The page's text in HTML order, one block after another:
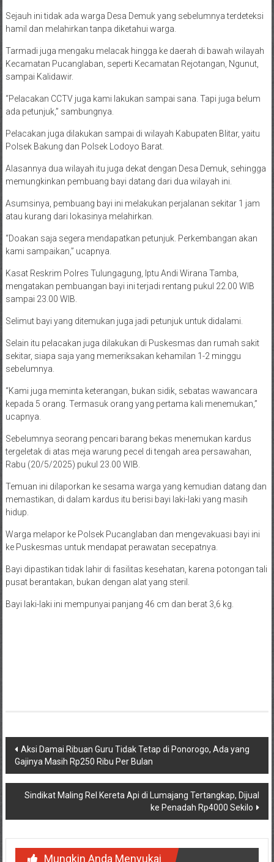
Sejauh ini tidak ada warga Desa Demuk yang sebelumnya terdeteksi
hamil dan melahirkan tanpa diketahui warga.
Tarmadi juga mengaku melacak hingga ke daerah di bawah wilayah
Kecamatan Pucanglaban, seperti Kecamatan Rejotangan, Ngunut,
sampai Kalidawir.
“Pelacakan CCTV juga kami lakukan sampai sana. Tapi juga belum
ada petunjuk,” sambungnya.
Pelacakan juga dilakukan sampai di wilayah Kabupaten Blitar, yaitu
Polsek Bakung dan Polsek Lodoyo Barat.
Alasannya dua wilayah itu juga dekat dengan Desa Demuk, sehingga
memungkinkan pembuang bayi datang dari dua wilayah ini.
Asumsinya, pembuang bayi ini melakukan perjalanan sekitar 1 jam
atau kurang dari lokasinya melahirkan.
“Doakan saja segera mendapatkan petunjuk. Perkembangan akan
kami sampaikan,” ucapnya.
Kasat Reskrim Polres Tulungagung, Iptu Andi Wirana Tamba,
mengatakan pembuangan bayi ini terjadi rentang pukul 22.00 WIB
sampai 23.00 WIB.
Selimut bayi yang ditemukan juga jadi petunjuk untuk didalami.
Selain itu pelacakan juga dilakukan di Puskesmas dan rumah sakit
sekitar, siapa saja yang memeriksakan kehamilan 1-2 minggu
sebelumnya.
“Kami juga meminta keterangan, bukan sidik, sebatas wawancara
kepada 5 orang. Termasuk orang yang pertama kali menemukan,”
ucapnya.
Sebelumnya seorang pencari barang bekas menemukan kardus
tergeletak di atas meja warung pecel di tengah area persawahan,
Rabu (20/5/2025) pukul 23.00 WIB.
Temuan ini dilaporkan ke sesama warga yang kemudian datang dan
memastikan, di dalam kardus itu berisi bayi laki-laki yang masih
hidup.
Warga melapor ke Polsek Pucanglaban dan mengevakuasi bayi ini
ke Puskesmas untuk mendapat perawatan secepatnya.
Bayi dipastikan tidak lahir di fasilitas kesehatan, karena potongan tali
pusat berantakan, bukan dengan alat yang steril.
Bayi laki-laki ini mempunyai panjang 46 cm dan berat 3,6 kg.
Navigasi
pos
Aksi Damai Ribuan Guru Tidak Tetap di Ponorogo, Ada yang
Gajinya Masih Rp250 Ribu Per Bulan
Sindikat Maling Rel Kereta Api di Lumajang Tertangkap, Dijual
ke Penadah Rp4000 Sekilo
Mungkin Anda Menyukai